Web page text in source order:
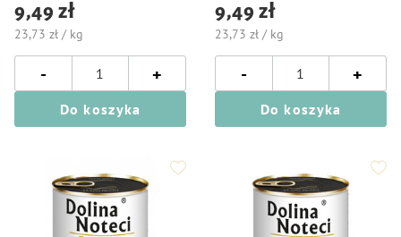
9,49 zł
23,73 zł / kg
- +
Do koszyka
9,49 zł
23,73 zł / kg
- +
Do koszyka